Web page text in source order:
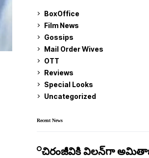
BoxOffice
Film News
Gossips
Mail Order Wives
OTT
Reviews
Special Looks
Uncategorized
Recent News
చిరంజీవికి విలన్‌గా అమితాబ్